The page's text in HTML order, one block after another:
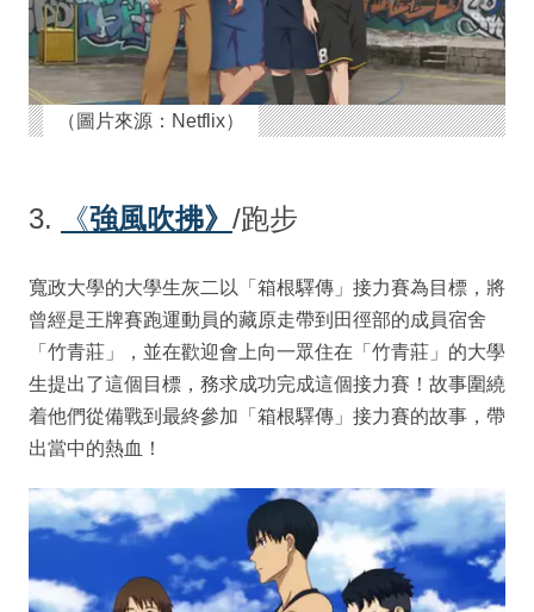
（圖片來源：Netflix）
3. 《強風吹拂》 /跑步
寬政大學的大學生灰二以「箱根驛傳」接力賽為目標，將
曾經是王牌賽跑運動員的藏原走帶到田徑部的成員宿舍
「竹青莊」，並在歡迎會上向一眾住在「竹青莊」的大學
生提出了這個目標，務求成功完成這個接力賽！故事圍繞
着他們從備戰到最終參加「箱根驛傳」接力賽的故事，帶
出當中的熱血！